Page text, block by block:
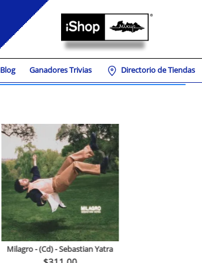
Blog Ganadores Trivias Directorio de Tiendas
Milagro - (Cd) - Sebastian Yatra